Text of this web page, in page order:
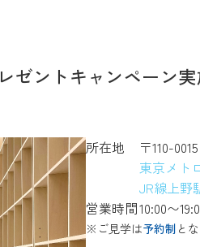
ントキャンペーン実
所在地
〒110-
東京メト
JR線上野
営業時間10:00〜
※ご見学は予約制 と